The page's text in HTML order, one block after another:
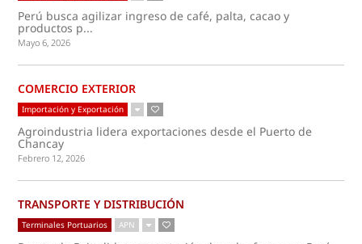
Perú busca agilizar ingreso de café, palta, cacao y
productos p...
Mayo 6, 2026
COMERCIO EXTERIOR
Importación y Exportación
Agroindustria lidera exportaciones desde el Puerto de
Chancay
Febrero 12, 2026
TRANSPORTE Y DISTRIBUCIÓN
Terminales Portuarios APN